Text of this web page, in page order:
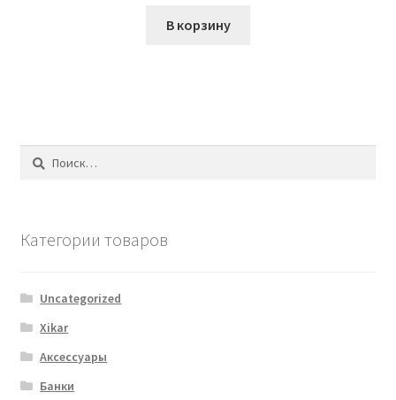
В корзину
Найти:
Категории товаров
Uncategorized
Xikar
Аксессуары
Банки